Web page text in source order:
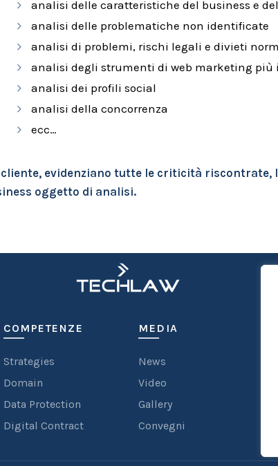
analisi delle caratteristiche del business e
analisi delle problematiche non identificate
analisi di problemi, rischi legali e divieti
analisi degli strumenti di web marketing più
analisi dei profili social
analisi della concorrenza
ecc…
evidenziano tutte le criticità riscontrate,
oggetto di analisi.
COMPETENZE
Strategies
Domain
Data Protection
Digital Contract
MEDIA
News
Video
Gallery
Convegni